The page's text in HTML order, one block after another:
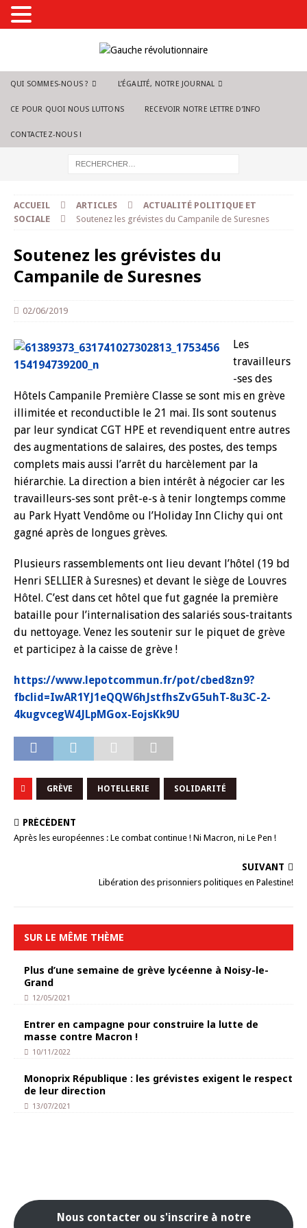
QUI SOMMES-NOUS ? L’ÉGALITÉ, NOTRE JOURNAL
CE POUR QUOI NOUS LUTTONS RECEVOIR NOTRE LETTRE D’INFO
CONTACTEZ-NOUS !
ACCUEIL ARTICLES
ACTUALITÉ POLITIQUE ET
SOCIALE
Soutenez les grévistes du Campanile de Suresnes
Soutenez les grévistes du
Campanile de Suresnes
02/06/2019
Les
travailleurs
-ses des
Hôtels Campanile Première Classe se sont mis en grève
illimitée et reconductible le 21 mai. Ils sont soutenus
par leur syndicat CGT HPE et revendiquent entre autres
des augmentations de salaires, des postes, des temps
complets mais aussi l’arrêt du harcèlement par la
hiérarchie. La direction a bien intérêt à négocier car les
travailleurs-ses sont prêt-e-s à tenir longtemps comme
au Park Hyatt Vendôme ou l’Holiday Inn Clichy qui ont
gagné après de longues grèves.
Plusieurs rassemblements ont lieu devant l’hôtel (19 bd
Henri SELLIER à Suresnes) et devant le siège de Louvres
Hôtel. C’est dans cet hôtel que fut gagnée la première
bataille pour l’internalisation des salariés sous-traitants
du nettoyage. Venez les soutenir sur le piquet de grève
et participez à la caisse de grève !
https://www.lepotcommun.fr/pot/cbed8zn9?
fbclid=IwAR1YJ1eQQW6hJstfhsZvG5uhT-8u3C-2-
4kugvcegW4JLpMGox-EojsKk9U
GRÈVE HOTELLERIE SOLIDARITÉ
PRÉCÉDENT
Après les européennes : Le combat continue ! Ni Macron, ni Le Pen !
SUIVANT
Libération des prisonniers politiques en Palestine!
SUR LE MÊME THÈME
Plus d’une semaine de grève lycéenne à Noisy-le-
Grand
12/05/2021
Entrer en campagne pour construire la lutte de
masse contre Macron !
10/11/2022
Monoprix République : les grévistes exigent le respect
de leur direction
13/07/2021
Nous contacter ou s'inscrire à notre